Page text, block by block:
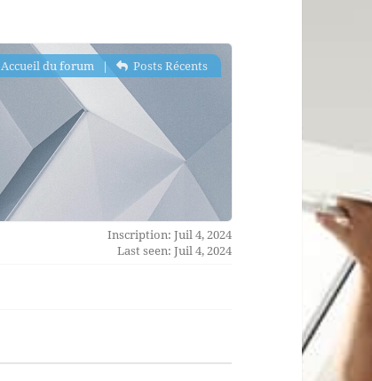
Accueil du forum| Posts Récents
Inscription: Juil 4, 2024
Last seen: Juil 4, 2024